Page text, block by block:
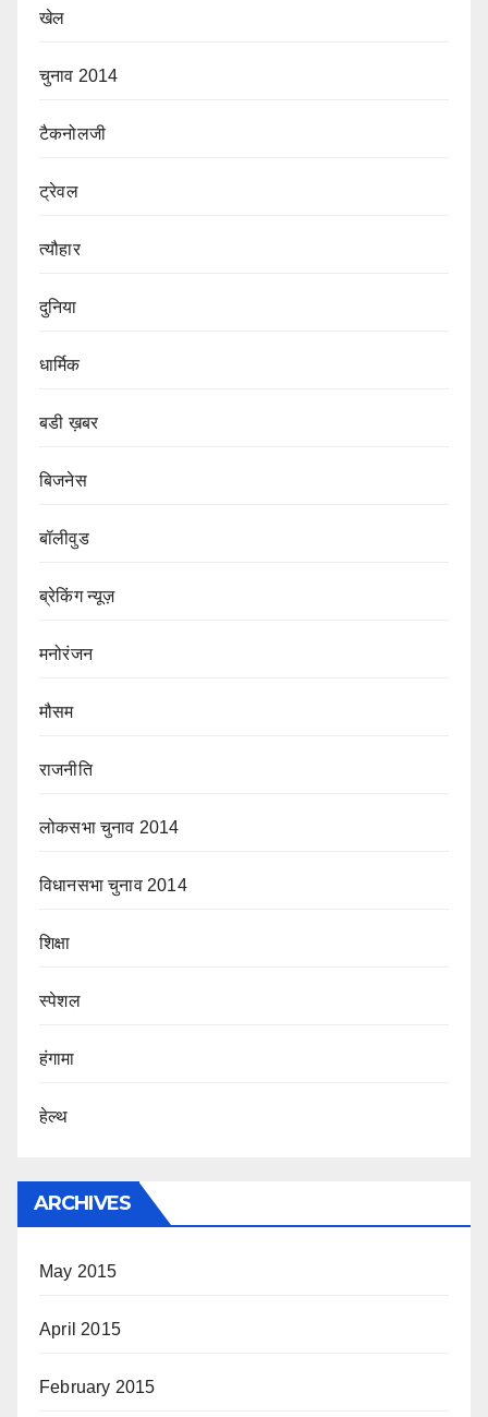
खेल
चुनाव 2014
टैकनोलजी
ट्रेवल
त्यौहार
दुनिया
धार्मिक
बडी ख़बर
बिजनेस
बॉलीवुड
ब्रेकिंग न्यूज़
मनोरंजन
मौसम
राजनीति
लोकसभा चुनाव 2014
विधानसभा चुनाव 2014
शिक्षा
स्पेशल
हंगामा
हेल्थ
ARCHIVES
May 2015
April 2015
February 2015